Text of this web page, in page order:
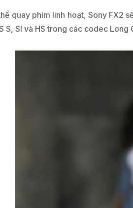
quay phim linh hoạt, Sony FX2
S, SI và HS trong các codec Long